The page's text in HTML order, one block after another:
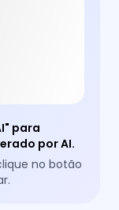
para
por AI.
no botão